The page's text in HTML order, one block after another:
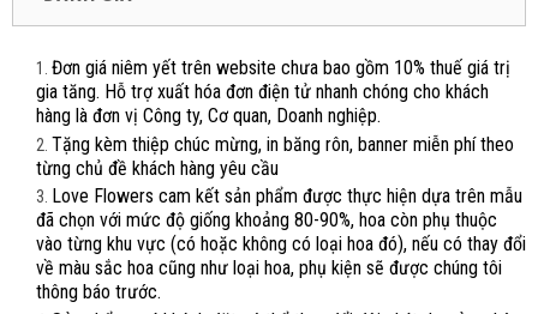
Đơn giá niêm yết trên website chưa bao gồm 10% thuế giá trị
gia tăng. Hỗ trợ xuất hóa đơn điện tử nhanh chóng cho khách
hàng là đơn vị Công ty, Cơ quan, Doanh nghiệp.
Tặng kèm thiệp chúc mừng, in băng rôn, banner miễn phí theo
từng chủ đề khách hàng yêu cầu
Love Flowers cam kết sản phẩm được thực hiện dựa trên mẫu
đã chọn với mức độ giống khoảng 80-90%, hoa còn phụ thuộc
vào từng khu vực (có hoặc không có loại hoa đó), nếu có thay đổi
về màu sắc hoa cũng như loại hoa, phụ kiện sẽ được chúng tôi
thông báo trước.